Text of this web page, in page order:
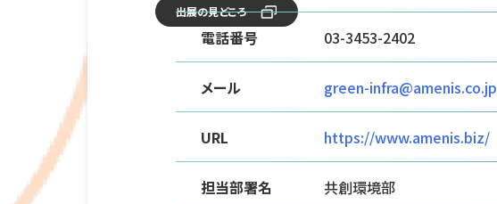
出展の見どころ
電話番号 03-3453-2402
メール green-infra@amenis.co.jp
URL https://www.amenis.biz/
担当部署名 共創環境部